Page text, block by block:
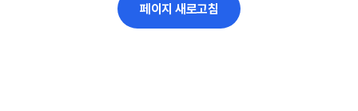
페이지 새로고침